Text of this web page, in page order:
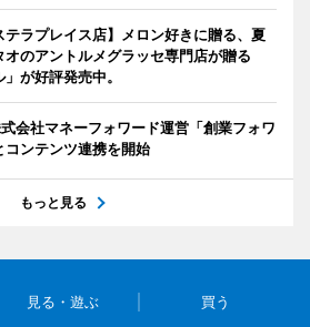
テラプレイス店】メロン好きに贈る、夏
のアントルメグラッセ専門店が贈る
が好評発売中。
会社マネーフォワード運営「創業フォワ
ンテンツ連携を開始
もっと見る
見る・遊ぶ 買う